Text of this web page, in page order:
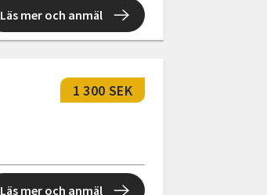
Läs mer och anmäl
1 300 SEK
Läs mer och anmäl